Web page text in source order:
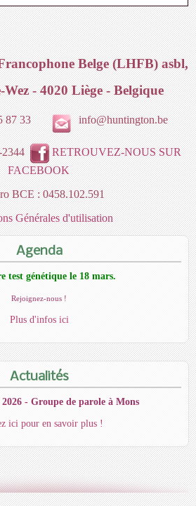
Belge (LHFB) asbl,
Wez - 4020 Liège - Belgique
87 33 info@huntington.be
2344
RETROUVEZ-NOUS SUR
FACEBOOK
BCE : 0458.102.591
Générales d'utilisation
Agenda
test génétique le 18 mars.
Rejoignez-nous !
Plus d'infos ici
Actualités
- Groupe de parole à Mons
ici pour en savoir plus !